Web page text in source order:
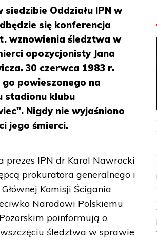
siedzibie Oddziału IPN w
się konferencja
wznowienia śledztwa w
opozycjonisty Jana
30 czerwca 1983 r.
powieszonego na
stadionu klubu
Nigdy nie wyjaśniono
jego śmierci.
prezes IPN dr Karol Nawrocki
prokuratora generalnego i
Komisji Ścigania
Narodowi Polskiemu
poinformują o
śledztwa w sprawie